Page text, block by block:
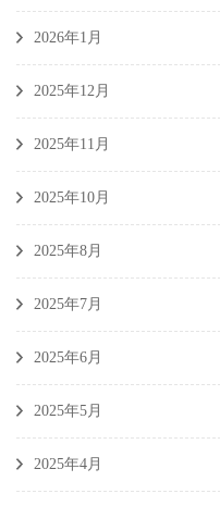
2026年1月
2025年12月
2025年11月
2025年10月
2025年8月
2025年7月
2025年6月
2025年5月
2025年4月